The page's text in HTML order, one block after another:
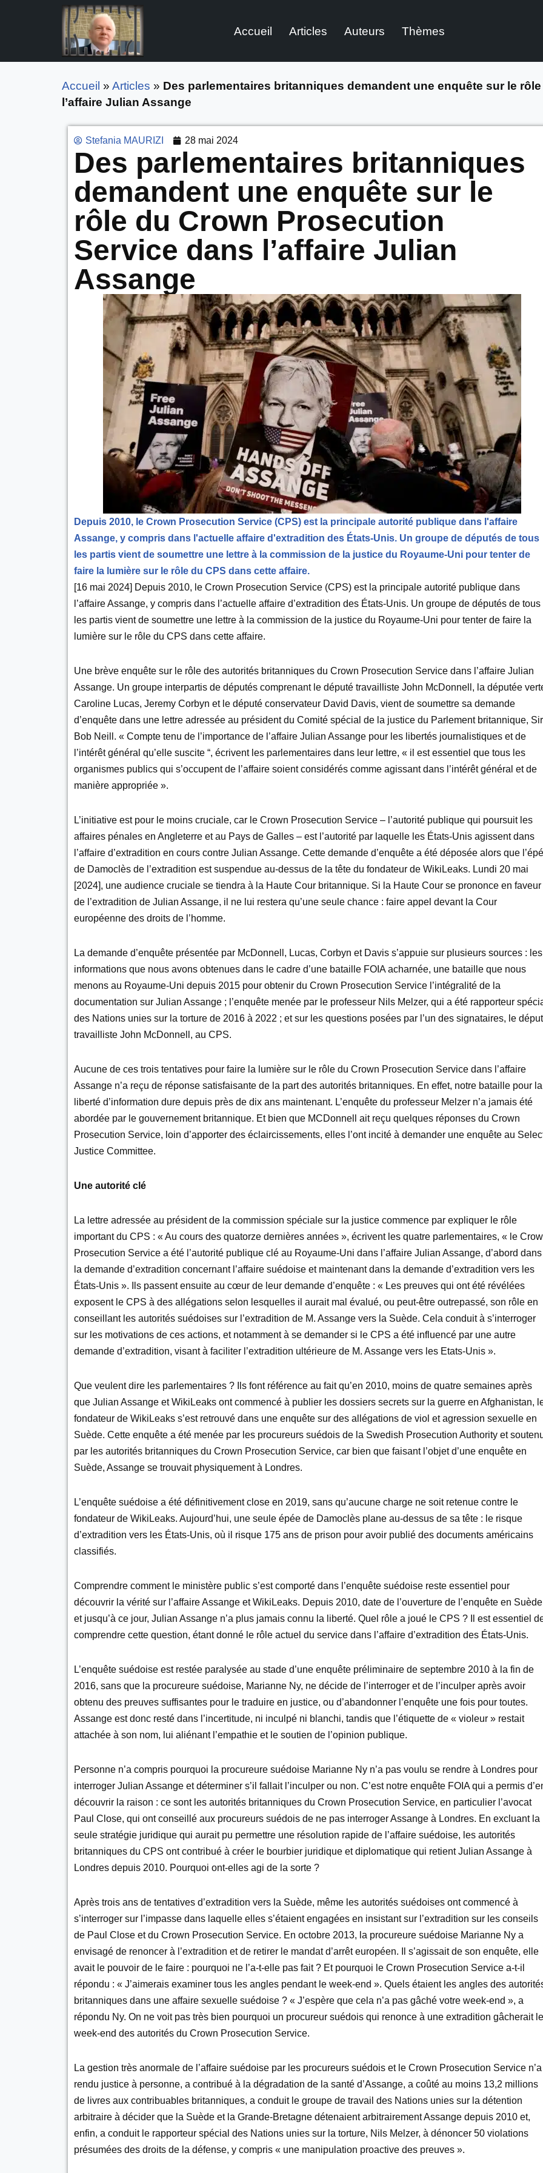
Accueil Articles Auteurs Thèmes
Accueil » Articles » Des parlementaires britanniques demandent une enquête sur le
l’affaire Julian Assange
Stefania MAURIZI 28 mai 2024
Des parlementaires britanniques
demandent une enquête sur le
rôle du Crown Prosecution
Service dans l’affaire Julian
Assange
Depuis 2010, le Crown Prosecution Service (CPS) est la principale autorité publique dans l'affaire
Assange, y compris dans l'actuelle affaire d'extradition des États-Unis. Un groupe de députés de tous
les partis vient de soumettre une lettre à la commission de la justice du Royaume-Uni pour tenter de
faire la lumière sur le rôle du CPS dans cette affaire.
[16 mai 2024] Depuis 2010, le Crown Prosecution Service (CPS) est la principale autorité publique dans
l’affaire Assange, y compris dans l’actuelle affaire d’extradition des États-Unis. Un groupe de députés de tous
les partis vient de soumettre une lettre à la commission de la justice du Royaume-Uni pour tenter de faire la
lumière sur le rôle du CPS dans cette affaire.
Une brève enquête sur le rôle des autorités britanniques du Crown Prosecution Service dans l’affaire Julian
Assange. Un groupe interpartis de députés comprenant le député travailliste John McDonnell, la députée
Caroline Lucas, Jeremy Corbyn et le député conservateur David Davis, vient de soumettre sa demande
d’enquête dans une lettre adressée au président du Comité spécial de la justice du Parlement britannique, Sir
Bob Neill. « Compte tenu de l’importance de l’affaire Julian Assange pour les libertés journalistiques et de
l’intérêt général qu’elle suscite “, écrivent les parlementaires dans leur lettre, « il est essentiel que tous les
organismes publics qui s’occupent de l’affaire soient considérés comme agissant dans l’intérêt général et de
manière appropriée ».
L’initiative est pour le moins cruciale, car le Crown Prosecution Service – l’autorité publique qui poursuit les
affaires pénales en Angleterre et au Pays de Galles – est l’autorité par laquelle les États-Unis agissent dans
l’affaire d’extradition en cours contre Julian Assange. Cette demande d’enquête a été déposée alors que
de Damoclès de l’extradition est suspendue au-dessus de la tête du fondateur de WikiLeaks. Lundi 20 mai
[2024], une audience cruciale se tiendra à la Haute Cour britannique. Si la Haute Cour se prononce en faveur
de l’extradition de Julian Assange, il ne lui restera qu’une seule chance : faire appel devant la Cour
européenne des droits de l’homme.
La demande d’enquête présentée par McDonnell, Lucas, Corbyn et Davis s’appuie sur plusieurs sources : les
informations que nous avons obtenues dans le cadre d’une bataille FOIA acharnée, une bataille que nous
menons au Royaume-Uni depuis 2015 pour obtenir du Crown Prosecution Service l’intégralité de la
documentation sur Julian Assange ; l’enquête menée par le professeur Nils Melzer, qui a été rapporteur
des Nations unies sur la torture de 2016 à 2022 ; et sur les questions posées par l’un des signataires, le
travailliste John McDonnell, au CPS.
Aucune de ces trois tentatives pour faire la lumière sur le rôle du Crown Prosecution Service dans l’affaire
Assange n’a reçu de réponse satisfaisante de la part des autorités britanniques. En effet, notre bataille pour la
liberté d’information dure depuis près de dix ans maintenant. L’enquête du professeur Melzer n’a jamais été
abordée par le gouvernement britannique. Et bien que MCDonnell ait reçu quelques réponses du Crown
Prosecution Service, loin d’apporter des éclaircissements, elles l’ont incité à demander une enquête au
Justice Committee.
Une autorité clé
La lettre adressée au président de la commission spéciale sur la justice commence par expliquer le rôle
important du CPS : « Au cours des quatorze dernières années », écrivent les quatre parlementaires, « le
Prosecution Service a été l’autorité publique clé au Royaume-Uni dans l’affaire Julian Assange, d’abord dans
la demande d’extradition concernant l’affaire suédoise et maintenant dans la demande d’extradition vers les
États-Unis ». Ils passent ensuite au cœur de leur demande d’enquête : « Les preuves qui ont été révélées
exposent le CPS à des allégations selon lesquelles il aurait mal évalué, ou peut-être outrepassé, son rôle en
conseillant les autorités suédoises sur l’extradition de M. Assange vers la Suède. Cela conduit à s’interroger
sur les motivations de ces actions, et notamment à se demander si le CPS a été influencé par une autre
demande d’extradition, visant à faciliter l’extradition ultérieure de M. Assange vers les Etats-Unis ».
Que veulent dire les parlementaires ? Ils font référence au fait qu’en 2010, moins de quatre semaines après
que Julian Assange et WikiLeaks ont commencé à publier les dossiers secrets sur la guerre en Afghanistan,
fondateur de WikiLeaks s’est retrouvé dans une enquête sur des allégations de viol et agression sexuelle en
Suède. Cette enquête a été menée par les procureurs suédois de la Swedish Prosecution Authority et
par les autorités britanniques du Crown Prosecution Service, car bien que faisant l’objet d’une enquête en
Suède, Assange se trouvait physiquement à Londres.
L’enquête suédoise a été définitivement close en 2019, sans qu’aucune charge ne soit retenue contre le
fondateur de WikiLeaks. Aujourd’hui, une seule épée de Damoclès plane au-dessus de sa tête : le risque
d’extradition vers les États-Unis, où il risque 175 ans de prison pour avoir publié des documents américains
classifiés.
Comprendre comment le ministère public s’est comporté dans l’enquête suédoise reste essentiel pour
découvrir la vérité sur l’affaire Assange et WikiLeaks. Depuis 2010, date de l’ouverture de l’enquête en
et jusqu’à ce jour, Julian Assange n’a plus jamais connu la liberté. Quel rôle a joué le CPS ? Il est essentiel
comprendre cette question, étant donné le rôle actuel du service dans l’affaire d’extradition des États-Unis.
L’enquête suédoise est restée paralysée au stade d’une enquête préliminaire de septembre 2010 à la fin de
2016, sans que la procureure suédoise, Marianne Ny, ne décide de l’interroger et de l’inculper après avoir
obtenu des preuves suffisantes pour le traduire en justice, ou d’abandonner l’enquête une fois pour toutes.
Assange est donc resté dans l’incertitude, ni inculpé ni blanchi, tandis que l’étiquette de « violeur » restait
attachée à son nom, lui aliénant l’empathie et le soutien de l’opinion publique.
Personne n’a compris pourquoi la procureure suédoise Marianne Ny n’a pas voulu se rendre à Londres pour
interroger Julian Assange et déterminer s’il fallait l’inculper ou non. C’est notre enquête FOIA qui a permis
découvrir la raison : ce sont les autorités britanniques du Crown Prosecution Service, en particulier l’avocat
Paul Close, qui ont conseillé aux procureurs suédois de ne pas interroger Assange à Londres. En excluant la
seule stratégie juridique qui aurait pu permettre une résolution rapide de l’affaire suédoise, les autorités
britanniques du CPS ont contribué à créer le bourbier juridique et diplomatique qui retient Julian Assange à
Londres depuis 2010. Pourquoi ont-elles agi de la sorte ?
Après trois ans de tentatives d’extradition vers la Suède, même les autorités suédoises ont commencé à
s’interroger sur l’impasse dans laquelle elles s’étaient engagées en insistant sur l’extradition sur les conseils
de Paul Close et du Crown Prosecution Service. En octobre 2013, la procureure suédoise Marianne Ny a
envisagé de renoncer à l’extradition et de retirer le mandat d’arrêt européen. Il s’agissait de son enquête, elle
avait le pouvoir de le faire : pourquoi ne l’a-t-elle pas fait ? Et pourquoi le Crown Prosecution Service a-t-il
répondu : « J’aimerais examiner tous les angles pendant le week-end ». Quels étaient les angles des
britanniques dans une affaire sexuelle suédoise ? « J’espère que cela n’a pas gâché votre week-end », a
répondu Ny. On ne voit pas très bien pourquoi un procureur suédois qui renonce à une extradition gâcherait le
week-end des autorités du Crown Prosecution Service.
La gestion très anormale de l’affaire suédoise par les procureurs suédois et le Crown Prosecution Service n’a
rendu justice à personne, a contribué à la dégradation de la santé d’Assange, a coûté au moins 13,2 millions
de livres aux contribuables britanniques, a conduit le groupe de travail des Nations unies sur la détention
arbitraire à décider que la Suède et la Grande-Bretagne détenaient arbitrairement Assange depuis 2010 et,
enfin, a conduit le rapporteur spécial des Nations unies sur la torture, Nils Melzer, à dénoncer 50 violations
présumées des droits de la défense, y compris « une manipulation proactive des preuves ».